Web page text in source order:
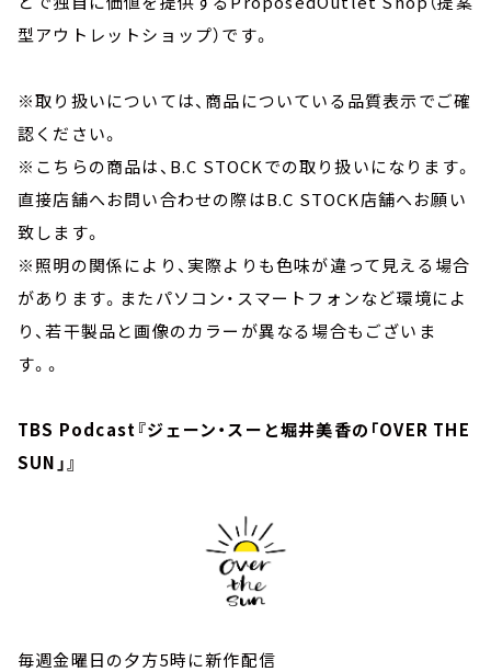
型アウトレットショップ）です。
※取り扱いについては、商品についている品質表示でご確
認ください。
※こちらの商品は、B.C STOCKでの取り扱いになります。
直接店舗へお問い合わせの際はB.C STOCK店舗へお願い
致します。
※照明の関係により、実際よりも色味が違って見える場合
があります。またパソコン・スマートフォンなど環境によ
り、若干製品と画像のカラーが異なる場合もございま
す。。
TBS Podcast『ジェーン・スーと堀井美香の「OVER THE
SUN」』
毎週金曜日の夕方5時に新作配信